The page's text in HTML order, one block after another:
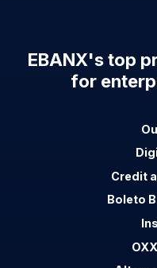
EBANX's top
for
Credit
Boleto